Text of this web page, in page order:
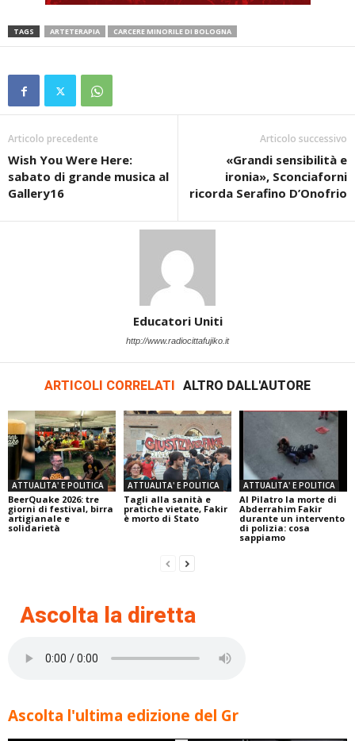
TAGS ARTETERAPIA CARCERE MINORILE DI BOLOGNA
Articolo precedente
Wish You Were Here:
sabato di grande musica al
Gallery16
Articolo successivo
«Grandi sensibilità e
ironia», Sconciaforni
ricorda Serafino D’Onofrio
Educatori Uniti
http://www.radiocittafujiko.it
ARTICOLI CORRELATI ALTRO DALL'AUTORE
ATTUALITA' E POLITICA
BeerQuake 2026: tre
giorni di festival, birra
artigianale e
solidarietà
ATTUALITA' E POLITICA
Tagli alla sanità e
pratiche vietate, Fakir
è morto di Stato
ATTUALITA' E POLITICA
Al Pilatro la morte di
Abderrahim Fakir
durante un intervento
di polizia: cosa
sappiamo
Ascolta la diretta
Ascolta l'ultima edizione del Gr